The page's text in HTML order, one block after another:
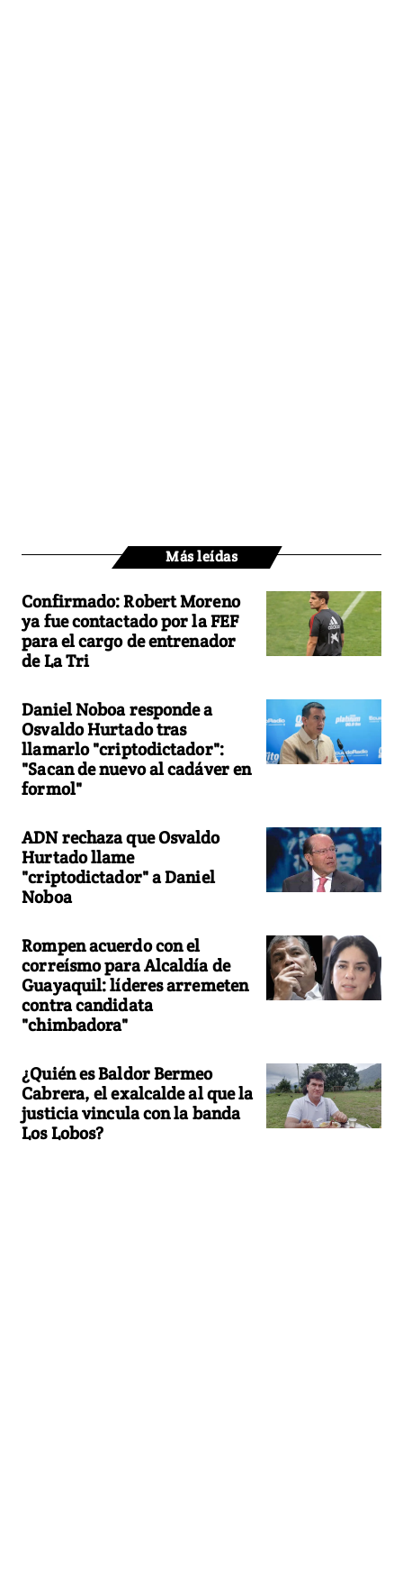
Más leídas
Confirmado: Robert Moreno
ya fue contactado por la FEF
para el cargo de entrenador
de La Tri
Daniel Noboa responde a
Osvaldo Hurtado tras
llamarlo "criptodictador":
"Sacan de nuevo al cadáver en
formol"
ADN rechaza que Osvaldo
Hurtado llame
"criptodictador" a Daniel
Noboa
Rompen acuerdo con el
correísmo para Alcaldía de
Guayaquil: líderes arremeten
contra candidata
"chimbadora"
¿Quién es Baldor Bermeo
Cabrera, el exalcalde al que la
justicia vincula con la banda
Los Lobos?